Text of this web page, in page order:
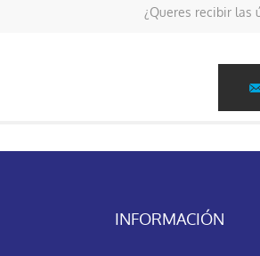
¿Queres recibir las
INFORMACIÓN